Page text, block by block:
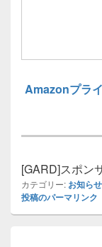
Amazonプラ
[GARD]スポン
カテゴリー: お知らせ
投稿のパーマリンク